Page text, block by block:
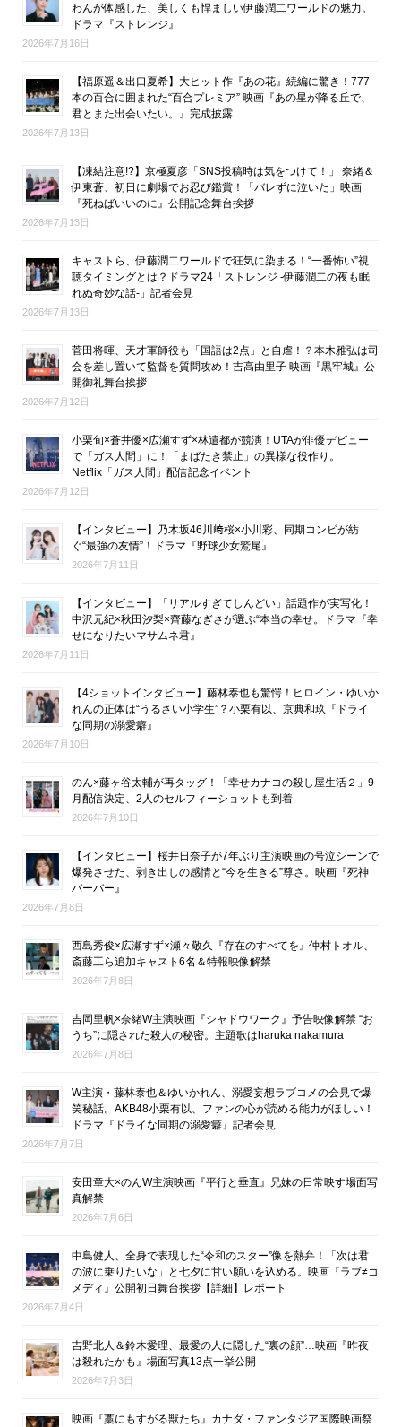
わんが体感した、美しくも悍ましい伊藤潤二ワールドの魅力。
ドラマ『ストレンジ』
2026年7月16日
【福原遥＆出口夏希】大ヒット作『あの花』続編に驚き！777
本の百合に囲まれた“百合プレミア” 映画『あの星が降る丘で、
君とまた出会いたい。』完成披露
2026年7月13日
【凍結注意!?】京極夏彦「SNS投稿時は気をつけて！」 奈緒＆
伊東蒼、初日に劇場でお忍び鑑賞！「バレずに泣いた」映画
『死ねばいいのに』公開記念舞台挨拶
2026年7月13日
キャストら、伊藤潤二ワールドで狂気に染まる！“一番怖い”視
聴タイミングとは？ドラマ24「ストレンジ -伊藤潤二の夜も眠
れぬ奇妙な話-」記者会見
2026年7月13日
菅田将暉、天才軍師役も「国語は2点」と自虐！？本木雅弘は司
会を差し置いて監督を質問攻め！吉高由里子 映画『黒牢城』公
開御礼舞台挨拶
2026年7月12日
小栗旬×蒼井優×広瀬すず×林遣都が競演！UTAが俳優デビュー
で「ガス人間」に！「まばたき禁止」の異様な役作り。
Netflix「ガス人間」配信記念イベント
2026年7月12日
【インタビュー】乃木坂46川﨑桜×小川彩、同期コンビが紡
ぐ“最強の友情”！ドラマ『野球少女鷲尾』
2026年7月11日
【インタビュー】「リアルすぎてしんどい」話題作が実写化！
中沢元紀×秋田汐梨×齊藤なぎさが選ぶ“本当の幸せ。ドラマ『幸
せになりたいマサムネ君』
2026年7月11日
【4ショットインタビュー】藤林泰也も驚愕！ヒロイン・ゆいか
れんの正体は“うるさい小学生”？小栗有以、京典和玖『ドライ
な同期の溺愛癖』
2026年7月10日
のん×藤ヶ谷太輔が再タッグ！「幸せカナコの殺し屋生活２」9
月配信決定、2人のセルフィーショットも到着
2026年7月10日
【インタビュー】桜井日奈子が7年ぶり主演映画の号泣シーンで
爆発させた、剥き出しの感情と“今を生きる”尊さ。映画『死神
バーバー』
2026年7月8日
西島秀俊×広瀬すず×瀬々敬久『存在のすべてを』仲村トオル、
斎藤工ら追加キャスト6名＆特報映像解禁
2026年7月8日
吉岡里帆×奈緒W主演映画『シャドウワーク』予告映像解禁 “お
うち”に隠された殺人の秘密。主題歌はharuka nakamura
2026年7月8日
W主演・藤林泰也＆ゆいかれん、溺愛妄想ラブコメの会見で爆
笑秘話。AKB48小栗有以、ファンの心が読める能力がほしい！
ドラマ『ドライな同期の溺愛癖』記者会見
2026年7月7日
安田章大×のんW主演映画『平行と垂直』兄妹の日常映す場面写
真解禁
2026年7月6日
中島健人、全身で表現した“令和のスター”像を熱弁！「次は君
の波に乗りたいな」と七夕に甘い願いを込める。映画『ラブ≠コ
メディ』公開初日舞台挨拶【詳細】レポート
2026年7月4日
吉野北人＆鈴木愛理、最愛の人に隠した“裏の顔”…映画『昨夜
は殺れたかも』場面写真13点一挙公開
2026年7月3日
映画『藁にもすがる獣たち』カナダ・ファンタジア国際映画祭